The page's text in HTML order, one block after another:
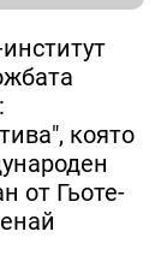
която
от Гьоте-